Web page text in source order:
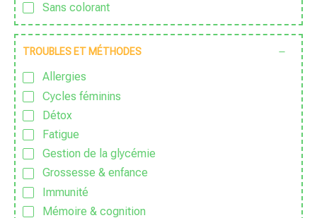
Sans colorant
Sans Conservateur
Sans Excipient
Sans huile de palme
Sans huile essentielle
Sans lactose
Sans nanoparticules
Sans OGM
Sans parfum
Sans Pesticide
TROUBLES ET MÉTHODES
Allergies
Cycles féminins
Détox
Fatigue
Gestion de la glycémie
Grossesse & enfance
Immunité
Mémoire & cognition